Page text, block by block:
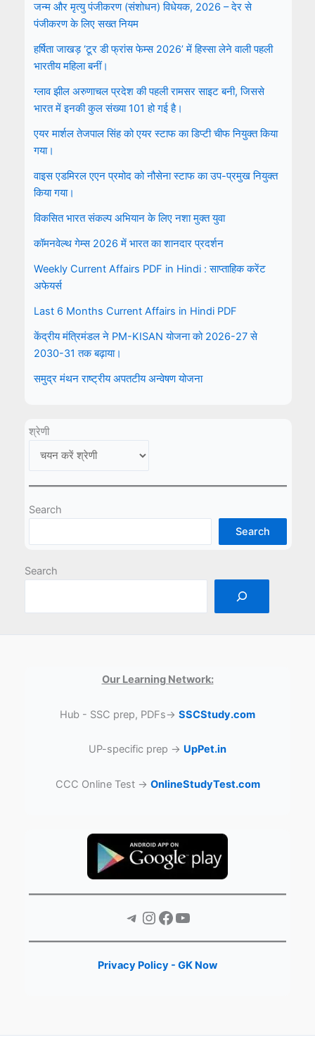
जन्म और मृत्यु पंजीकरण (संशोधन) विधेयक, 2026 – देर से
पंजीकरण के लिए सख्त नियम
हर्षिता जाखड़ ‘टूर डी फ्रांस फेम्स 2026’ में हिस्सा लेने वाली पहली
भारतीय महिला बनीं।
ग्लाव झील अरुणाचल प्रदेश की पहली रामसर साइट बनी, जिससे
भारत में इनकी कुल संख्या 101 हो गई है।
एयर मार्शल तेजपाल सिंह को एयर स्टाफ का डिप्टी चीफ नियुक्त किया
गया।
वाइस एडमिरल एएन प्रमोद को नौसेना स्टाफ का उप-प्रमुख नियुक्त
किया गया।
विकसित भारत संकल्प अभियान के लिए नशा मुक्त युवा
कॉमनवेल्थ गेम्स 2026 में भारत का शानदार प्रदर्शन
Weekly Current Affairs PDF in Hindi : साप्ताहिक करेंट
अफेयर्स
Last 6 Months Current Affairs in Hindi PDF
केंद्रीय मंत्रिमंडल ने PM-KISAN योजना को 2026-27 से
2030-31 तक बढ़ाया।
समुद्र मंथन राष्ट्रीय अपतटीय अन्वेषण योजना
श्रेणी
Search
Search
Search
Our Learning Network:
Hub - SSC prep, PDFs→ SSCStudy.com
UP-specific prep → UpPet.in
CCC Online Test → OnlineStudyTest.com
Telegram Instagram Facebook YouTube
Privacy Policy - GK Now